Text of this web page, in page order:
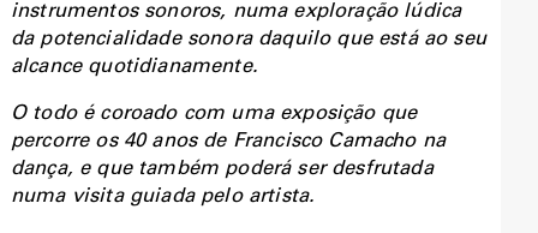
instrumentos sonoros, numa exploração lúdica
da potencialidade sonora daquilo que está ao seu
alcance quotidianamente.
O todo é coroado com uma exposição que
percorre os 40 anos de Francisco Camacho na
dança, e que também poderá ser desfrutada
numa visita guiada pelo artista.